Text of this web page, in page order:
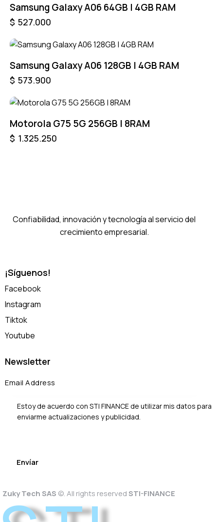
Samsung Galaxy A06 64GB | 4GB RAM
$ 527.000
Samsung Galaxy A06 128GB | 4GB RAM
$ 573.900
Motorola G75 5G 256GB | 8RAM
$ 1.325.250
Confiabilidad, innovación y tecnología al servicio del
crecimiento empresarial.
¡Síguenos!
Facebook
Instagram
Tiktok
Youtube
Newsletter
Estoy de acuerdo con STI FINANCE de utilizar mis datos para
enviarme actualizaciones y publicidad.
Zuky Tech SAS ©. All rights reservedSTI-FINANCE